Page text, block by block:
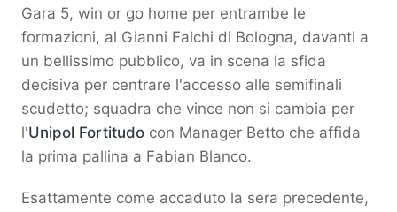
Gara 5, win or go home per entrambe le
formazioni, al Gianni Falchi di Bologna, davanti a
un bellissimo pubblico, va in scena la sfida
decisiva per centrare l'accesso alle semifinali
scudetto; squadra che vince non si cambia per
l'Unipol Fortitudo con Manager Betto che affida
la prima pallina a Fabian Blanco.
Esattamente come accaduto la sera precedente,